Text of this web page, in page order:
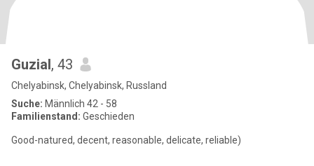
Guzial, 43
Chelyabinsk, Chelyabinsk, Russland
Suche: Männlich 42 - 58
Familienstand: Geschieden
Good-natured, decent, reasonable, delicate, reliable)